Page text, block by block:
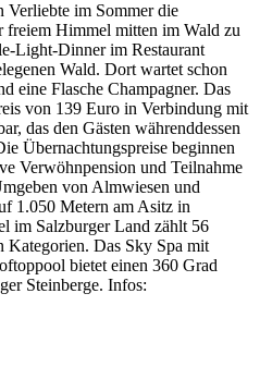
Verliebte im Sommer die
Himmel mitten im Wald zu
Light-Dinner im Restaurant
Wald. Dort wartet schon
eine Flasche Champagner. Das
von 139 Euro in Verbindung mit
das den Gästen währenddessen
Übernachtungspreise beginnen
Verwöhnpension und Teilnahme
von Almwiesen und
1.050 Metern am Asitz in
im Salzburger Land zählt 56
Kategorien. Das Sky Spa mit
bietet einen 360 Grad
Steinberge. Infos: